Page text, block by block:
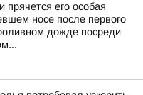
прячется его особая
носе после первого
дожде посреди